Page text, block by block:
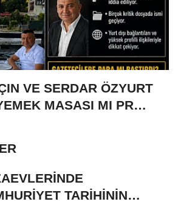
VE SERDAR ÖZYURT
MASASI MI PR
TARİHİNİN